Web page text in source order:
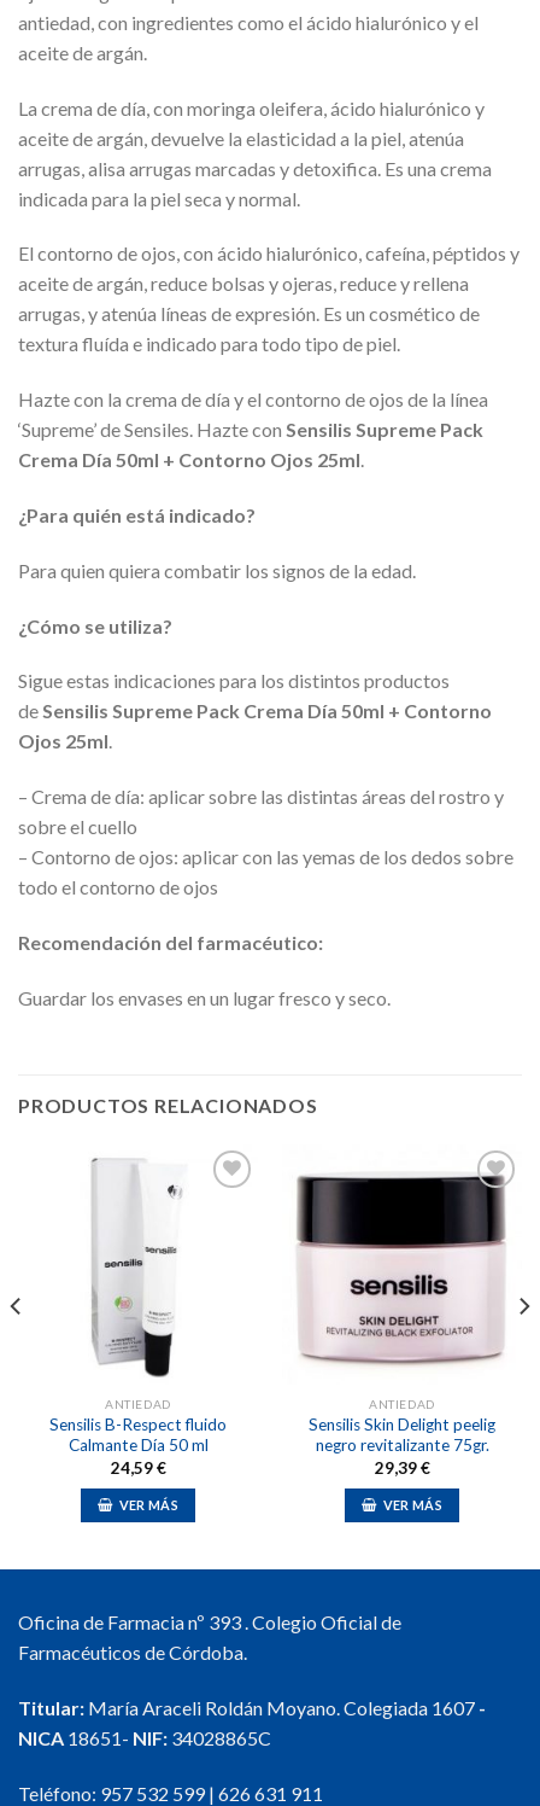
antiedad, con ingredientes como el ácido hialurónico y el
aceite de argán.
La crema de día, con moringa oleifera, ácido hialurónico y
aceite de argán, devuelve la elasticidad a la piel, atenúa
arrugas, alisa arrugas marcadas y detoxifica. Es una crema
indicada para la piel seca y normal.
El contorno de ojos, con ácido hialurónico, cafeína, péptidos y
aceite de argán, reduce bolsas y ojeras, reduce y rellena
arrugas, y atenúa líneas de expresión. Es un cosmético de
textura fluída e indicado para todo tipo de piel.
Hazte con la crema de día y el contorno de ojos de la línea
‘Supreme’ de Sensiles. Hazte con Sensilis Supreme Pack
Crema Día 50ml + Contorno Ojos 25ml.
¿Para quién está indicado?
Para quien quiera combatir los signos de la edad.
¿Cómo se utiliza?
Sigue estas indicaciones para los distintos productos
deSensilis Supreme Pack Crema Día 50ml + Contorno
Ojos 25ml.
– Crema de día: aplicar sobre las distintas áreas del rostro y
sobre el cuello
– Contorno de ojos: aplicar con las yemas de los dedos sobre
todo el contorno de ojos
Recomendación del farmacéutico:
Guardar los envases en un lugar fresco y seco.
PRODUCTOS RELACIONADOS
ANTIEDAD
Sensilis B-Respect fluido
Calmante Día 50 ml
24,59€
VER MÁS
Añadir
ANTIEDAD
Sensilis Skin Delight peelig
negro revitalizante 75gr.
29,39€
VER MÁS
Oficina de Farmacia nº 393 . Colegio Oficial de
Farmacéuticos de Córdoba.
Titular: María Araceli Roldán Moyano. Colegiada 1607 -
NICA 18651- NIF: 34028865C
Teléfono: 957 532 599| 626 631 911